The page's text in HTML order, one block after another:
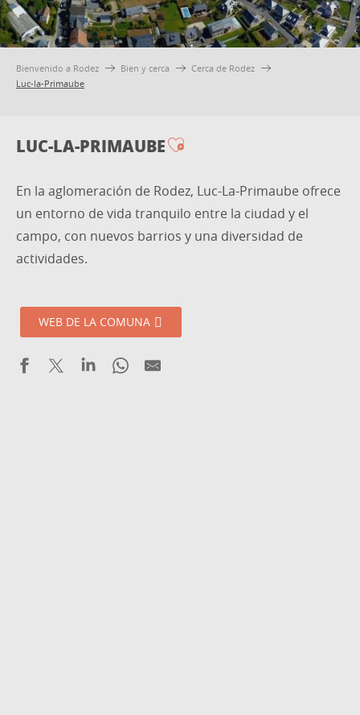
Bienvenido a Rodez Bien y cerca
Cerca de Rodez
Luc-la-Primaube
LUC-LA-PRIMAUBE
En la aglomeración de Rodez, Luc-La-Primaube ofrece
un entorno de vida tranquilo entre la ciudad y el
campo, con nuevos barrios y una diversidad de
actividades.
WEB DE LA COMUNA